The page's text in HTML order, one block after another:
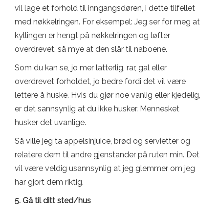
vil lage et forhold til inngangsdøren, i dette tilfellet
med nøkkelringen. For eksempel: Jeg ser for meg at
kyllingen er hengt på nøkkelringen og løfter
overdrevet, så mye at den slår til naboene.
Som du kan se, jo mer latterlig, rar, gal eller
overdrevet forholdet, jo bedre fordi det vil være
lettere å huske. Hvis du gjør noe vanlig eller kjedelig,
er det sannsynlig at du ikke husker. Mennesket
husker det uvanlige.
Så ville jeg ta appelsinjuice, brød og servietter og
relatere dem til andre gjenstander på ruten min. Det
vil være veldig usannsynlig at jeg glemmer om jeg
har gjort dem riktig.
5. Gå til ditt sted/hus